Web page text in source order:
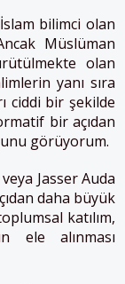
bilimci olan
Müslüman
olan
yanı sıra
ciddi bir şekilde
bir açıdan
görüyorum.
Jasser Auda
daha büyük
katılım,
ele alınması